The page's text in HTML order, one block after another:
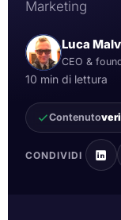
Marketing
Luca
CEO &
10 min di lettura
Contenuto
CONDIVIDI